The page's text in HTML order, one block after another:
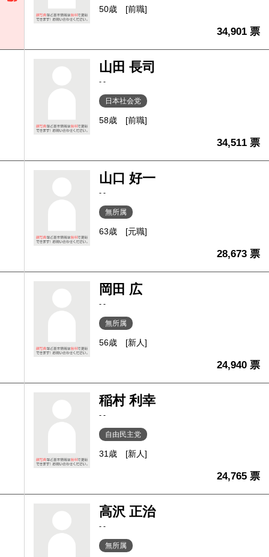
50歳 [前職]
34,901 票
山田 長司
- -
日本社会党
58歳 [前職]
34,511 票
山口 好一
- -
無所属
63歳 [元職]
28,673 票
岡田 広
- -
無所属
56歳 [新人]
24,940 票
稲村 利幸
- -
自由民主党
31歳 [新人]
24,765 票
高沢 正治
- -
無所属